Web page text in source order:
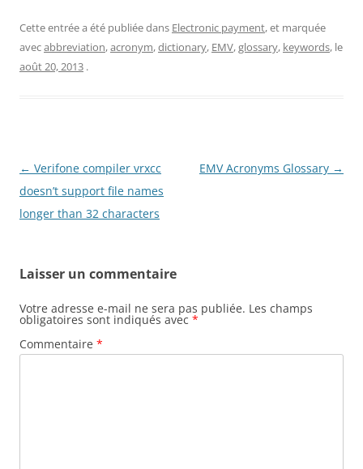
Cette entrée a été publiée dans Electronic payment, et marquée
avecabbreviation,acronym,dictionary, EMV,glossary, keywords, le
août 20, 2013 .
Navigation
des
articles
← Verifone compiler vrxcc
doesn’t support file names
longer than 32 characters
EMV Acronyms Glossary →
Laisser un commentaire
Votre adresse e-mail ne sera pas publiée. Les champs
obligatoires sont indiqués avec *
Commentaire *